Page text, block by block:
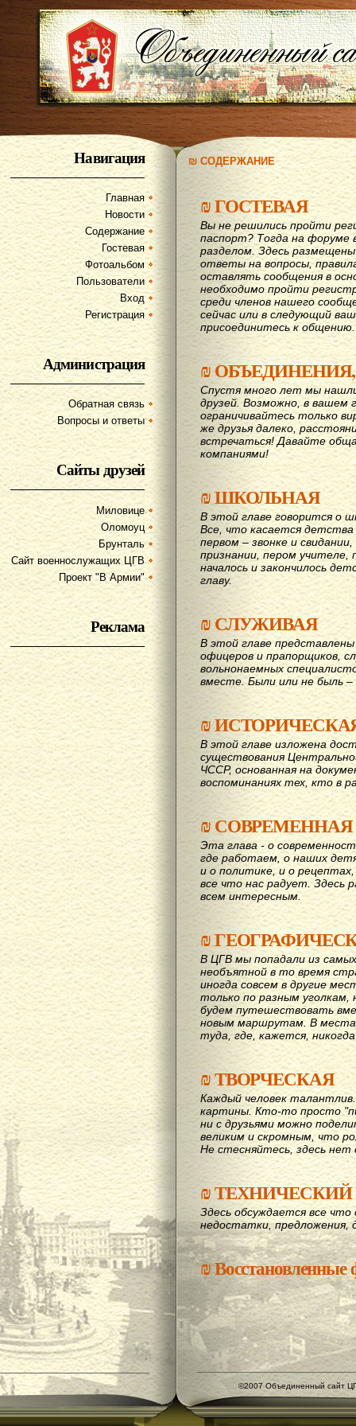
Навигация
Главная
Новости
Содержание
Гостевая
Фотоальбом
Пользователи
Вход
Регистрация
Администрация
Обратная связь
Вопросы и ответы
Сайты друзей
Миловице
Оломоуц
Брунталь
Сайт военнослужащих ЦГВ
Проект "В Армии"
Реклама
₪ СОДЕРЖАНИЕ
₪ГОСТЕВАЯ
Вы не решились пройти
паспорт? Тогда на форуме
разделом. Здесь
ответы на вопросы,
оставлять сообщения в
необходимо пройти
среди членов нашего
сейчас или в следующий
присоединитесь к общению.
₪
Спустя много лет мы
друзей. Возможно, в вашем
ограничивайтесь только
же друзья далеко,
вcтречаться! Давайте
компаниями!
₪ШКОЛЬНАЯ
В этой главе говорится о
Все, что касается
первом – звонке и
признании, пером учителе,
началось и закончилось
главу.
₪СЛУЖИВАЯ
В этой главе
офицеров и прапорщиков,
вольнонаемных
вместе. Были или не быль –
₪
В этой главе изложена
существования
ЧССР, основанная на
воспоминаниях тех, кто в
₪СОВРЕМЕННАЯ
Эта глава - о
где работаем, о наших
и о политике, и о
все что нас радует. Здесь
всем интересным.
₪
В ЦГВ мы попадали из
необъятной в то время
иногда совсем в другие
только по разным
будем путешествовать
новым маршрутам. В
туда, где, кажется,
₪ТВОРЧЕСКАЯ
Каждый человек
картины. Кто-то просто
ни с друзьями можно
великим и скромным, что
Не стесняйтесь, здесь нет
₪ТЕХНИЧЕСКИЙ
Здесь обсуждается все
недостатки, предложения,
₪
©2007 Объединенный сайт